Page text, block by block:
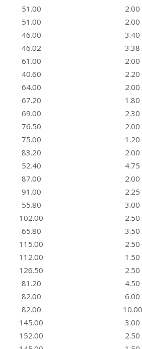
51.00 2.00
51.00 2.00
46.00 3.40
46.02 3.38
61.00 2.00
40.60 2.20
64.00 2.00
67.20 1.80
69.00 2.30
76.50 2.00
75.00 1.20
83.20 2.00
52.40 4.75
87.00 2.00
91.00 2.25
55.80 3.00
102.00 2.50
65.80 3.50
115.00 2.50
112.00 1.50
126.50 2.50
81.20 4.50
82.00 6.00
82.00 10.00
145.00 3.00
152.00 2.50